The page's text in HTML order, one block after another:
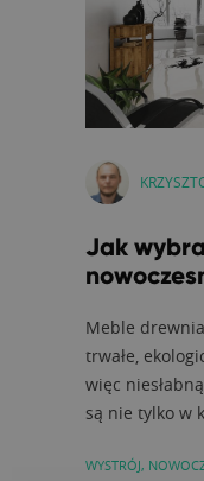
Jak
Meble
trwałe,
więc
są nie tylko w
WYSTRÓJ,